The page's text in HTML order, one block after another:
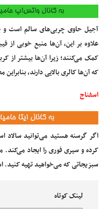
آجیل حاوی چربی‌های سالم است و
علاوه بر این، آن‌ها منبع خوبی از
کمک می‌کنند؛ زیرا آن‌ها بیشتر از
که آن‌ها کالری بالایی دارند،
اسفناج
اگر گرسنه هستید می‌توانید سالاد
کرده و سیری فوری را ایجاد می‌کند.
سبزیجاتی که می‌خواهید تهیه
لینک کوتاه